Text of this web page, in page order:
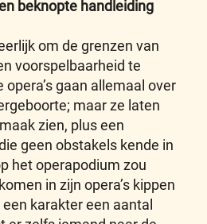
beknopte handleiding
om de grenzen van
voorspelbaarheid te
gaan allemaal over
maar ze laten
zien, plus een
geen obstakels kende in
het operapodium zou
in zijn opera’s kippen
karakter een aantal